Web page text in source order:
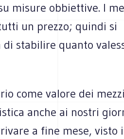
misure obbiettive. I
un prezzo; quindi si
stabilire quanto
come valore dei
anche ai nostri
a fine mese, visto